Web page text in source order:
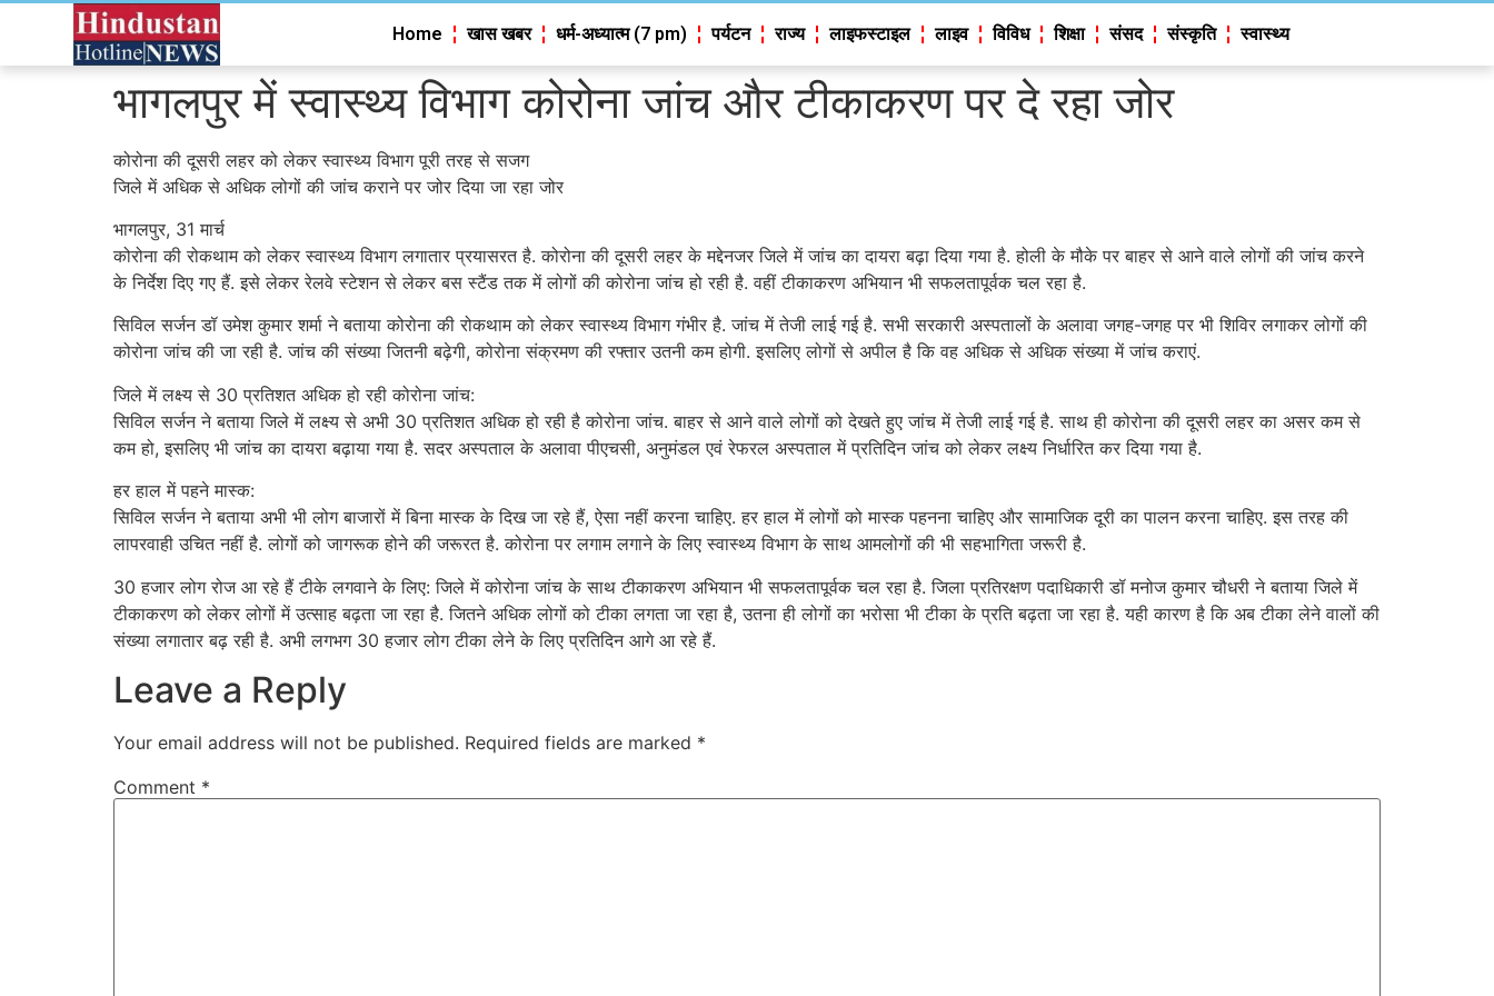
Home खास खबर धर्म-अध्यात्म (7 pm) पर्यटन राज्य लाइफस्टाइल लाइव विविध शिक्षा संसद संस्कृति स्वास्थ्य
भागलपुर में स्वास्थ्य विभाग कोरोना जांच और टीकाकरण पर दे रहा जोर
कोरोना की दूसरी लहर को लेकर स्वास्थ्य विभाग पूरी तरह से सजग
जिले में अधिक से अधिक लोगों की जांच कराने पर जोर दिया जा रहा जोर
भागलपुर, 31 मार्च
कोरोना की रोकथाम को लेकर स्वास्थ्य विभाग लगातार प्रयासरत है. कोरोना की दूसरी लहर के मद्देनजर जिले में जांच का दायरा बढ़ा दिया गया है. होली के मौके पर बाहर से आने वाले लोगों की जांच करने
के निर्देश दिए गए हैं. इसे लेकर रेलवे स्टेशन से लेकर बस स्टैंड तक में लोगों की कोरोना जांच हो रही है. वहीं टीकाकरण अभियान भी सफलतापूर्वक चल रहा है.
सिविल सर्जन डॉ उमेश कुमार शर्मा ने बताया कोरोना की रोकथाम को लेकर स्वास्थ्य विभाग गंभीर है. जांच में तेजी लाई गई है. सभी सरकारी अस्पतालों के अलावा जगह-जगह पर भी शिविर लगाकर लोगों की
कोरोना जांच की जा रही है. जांच की संख्या जितनी बढ़ेगी, कोरोना संक्रमण की रफ्तार उतनी कम होगी. इसलिए लोगों से अपील है कि वह अधिक से अधिक संख्या में जांच कराएं.
जिले में लक्ष्य से 30 प्रतिशत अधिक हो रही कोरोना जांच:
सिविल सर्जन ने बताया जिले में लक्ष्य से अभी 30 प्रतिशत अधिक हो रही है कोरोना जांच. बाहर से आने वाले लोगों को देखते हुए जांच में तेजी लाई गई है. साथ ही कोरोना की दूसरी लहर का असर कम से
कम हो, इसलिए भी जांच का दायरा बढ़ाया गया है. सदर अस्पताल के अलावा पीएचसी, अनुमंडल एवं रेफरल अस्पताल में प्रतिदिन जांच को लेकर लक्ष्य निर्धारित कर दिया गया है.
हर हाल में पहने मास्क:
सिविल सर्जन ने बताया अभी भी लोग बाजारों में बिना मास्क के दिख जा रहे हैं, ऐसा नहीं करना चाहिए. हर हाल में लोगों को मास्क पहनना चाहिए और सामाजिक दूरी का पालन करना चाहिए. इस तरह की
लापरवाही उचित नहीं है. लोगों को जागरूक होने की जरूरत है. कोरोना पर लगाम लगाने के लिए स्वास्थ्य विभाग के साथ आमलोगों की भी सहभागिता जरूरी है.
30 हजार लोग रोज आ रहे हैं टीके लगवाने के लिए: जिले में कोरोना जांच के साथ टीकाकरण अभियान भी सफलतापूर्वक चल रहा है. जिला प्रतिरक्षण पदाधिकारी डॉ मनोज कुमार चौधरी ने बताया जिले में
टीकाकरण को लेकर लोगों में उत्साह बढ़ता जा रहा है. जितने अधिक लोगों को टीका लगता जा रहा है, उतना ही लोगों का भरोसा भी टीका के प्रति बढ़ता जा रहा है. यही कारण है कि अब टीका लेने वालों की
संख्या लगातार बढ़ रही है. अभी लगभग 30 हजार लोग टीका लेने के लिए प्रतिदिन आगे आ रहे हैं.
Leave a Reply
Your email address will not be published. Required fields are marked *
Comment *